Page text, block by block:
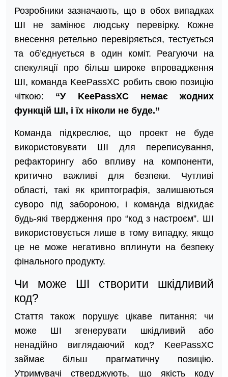
Розробники зазначають, що в обох випадках
ШІ не замінює людську перевірку. Кожне
внесення ретельно перевіряється, тестується
та об’єднується в один коміт. Реагуючи на
спекуляції про більш широке впровадження
ШІ, команда KeePassXC робить свою позицію
чіткою: “У KeePassXC немає жодних
функцій ШІ, і їх ніколи не буде.”
Команда підкреслює, що проект не буде
використовувати ШІ для переписування,
рефакторингу або впливу на компоненти,
критично важливі для безпеки. Чутливі
області, такі як криптографія, залишаються
суворо під забороною, і команда відкидає
будь-які твердження про “код з настроєм”. ШІ
використовується лише в тому випадку, якщо
це не може негативно вплинути на безпеку
фінального продукту.
Чи може ШІ створити шкідливий
код?
Стаття також порушує цікаве питання: чи
може ШІ згенерувати шкідливий або
ненадійно виглядаючий код? KeePassXC
займає більш прагматичну позицію.
Утримувачі стверджують, що якість коду